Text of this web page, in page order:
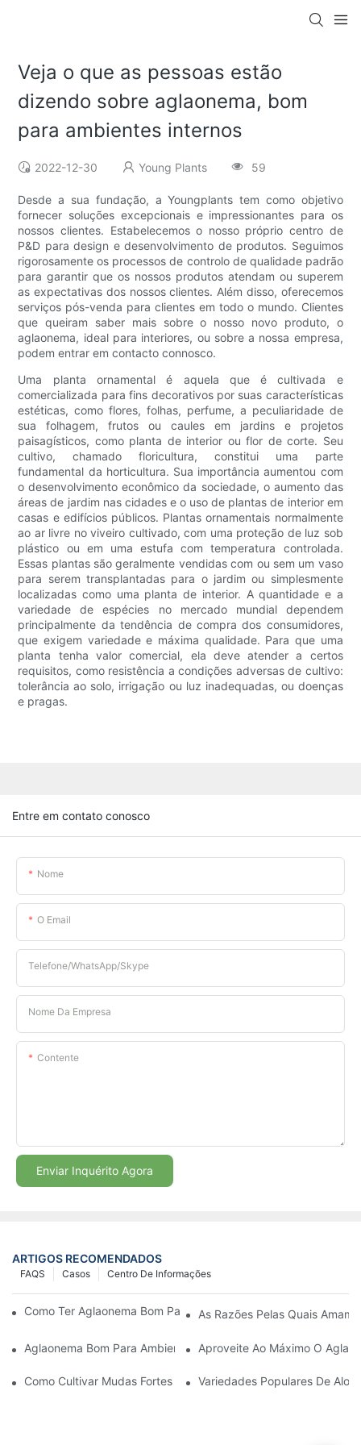
Veja o que as pessoas estão
dizendo sobre aglaonema, bom
para ambientes internos
2022-12-30 Young Plants 59
Desde a sua fundação, a Youngplants tem como objetivo
fornecer soluções excepcionais e impressionantes para os
nossos clientes. Estabelecemos o nosso próprio centro de
P&D para design e desenvolvimento de produtos. Seguimos
rigorosamente os processos de controlo de qualidade padrão
para garantir que os nossos produtos atendam ou superem
as expectativas dos nossos clientes. Além disso, oferecemos
serviços pós-venda para clientes em todo o mundo. Clientes
que queiram saber mais sobre o nosso novo produto, o
aglaonema, ideal para interiores, ou sobre a nossa empresa,
podem entrar em contacto connosco.
Uma planta ornamental é aquela que é cultivada e
comercializada para fins decorativos por suas características
estéticas, como flores, folhas, perfume, a peculiaridade de
sua folhagem, frutos ou caules em jardins e projetos
paisagísticos, como planta de interior ou flor de corte. Seu
cultivo, chamado floricultura, constitui uma parte
fundamental da horticultura. Sua importância aumentou com
o desenvolvimento econômico da sociedade, o aumento das
áreas de jardim nas cidades e o uso de plantas de interior em
casas e edifícios públicos. Plantas ornamentais normalmente
ao ar livre no viveiro cultivado, com uma proteção de luz sob
plástico ou em uma estufa com temperatura controlada.
Essas plantas são geralmente vendidas com ou sem um vaso
para serem transplantadas para o jardim ou simplesmente
localizadas como uma planta de interior. A quantidade e a
variedade de espécies no mercado mundial dependem
principalmente da tendência de compra dos consumidores,
que exigem variedade e máxima qualidade. Para que uma
planta tenha valor comercial, ela deve atender a certos
requisitos, como resistência a condições adversas de cultivo:
tolerância ao solo, irrigação ou luz inadequadas, ou doenças
e pragas.
Entre em contato conosco
Nome
O Email
Telefone/WhatsApp/Skype
Nome Da Empresa
Contente
Enviar Inquérito Agora
ARTIGOS RECOMENDADOS
Centro De Informações
Casos
FAQS
Como Ter Aglaonema Bom Para Ambientes Internos De Graça
As Razões Pelas Quais
Aglaonema Bom Para Ambientes Internos | Plantas Jovens
Aproveite Ao Máximo O
Como Cultivar Mudas Fortes De Aglaonema Com Sucesso
Variedades Populares De